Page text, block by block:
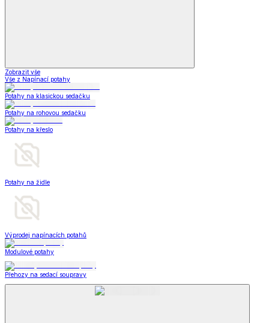
Zobrazit vše
Vše z Napínací potahy
Potahy na klasickou sedačku
Potahy na rohovou sedačku
Potahy na křeslo
Potahy na židle
Výprodej napínacích potahů
Modulové potahy
Přehozy na sedací soupravy